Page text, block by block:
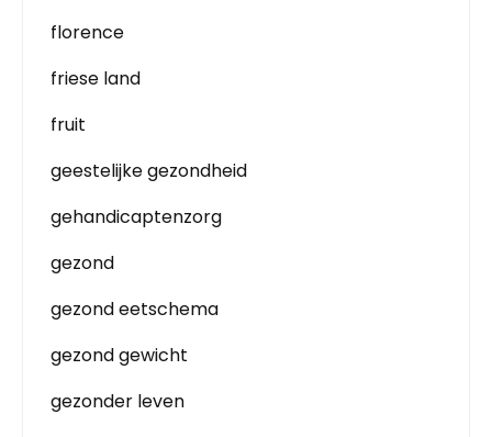
florence
friese land
fruit
geestelijke gezondheid
gehandicaptenzorg
gezond
gezond eetschema
gezond gewicht
gezonder leven